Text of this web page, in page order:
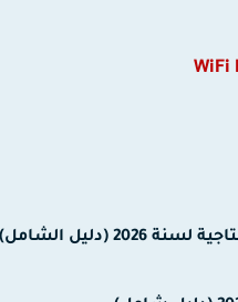
WiFi
(دليل الشامل).